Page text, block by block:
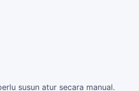
susun atur secara manual.